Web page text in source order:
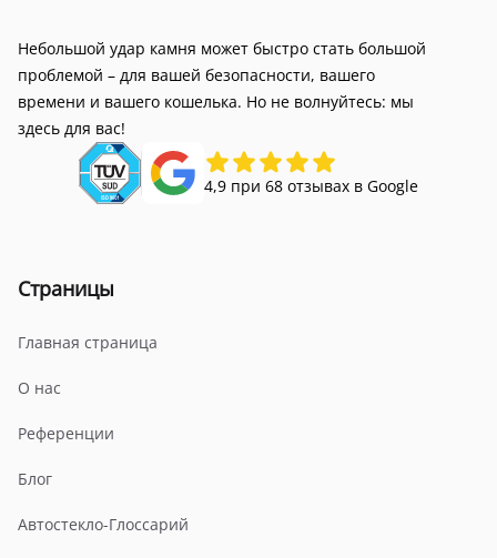
Небольшой удар камня может быстро стать большой
проблемой – для вашей безопасности, вашего
времени и вашего кошелька. Но не волнуйтесь: мы
здесь для вас!
4,9 при 68 отзывах в Google
Страницы
Главная страница
О нас
Референции
Блог
Автостекло-Глоссарий